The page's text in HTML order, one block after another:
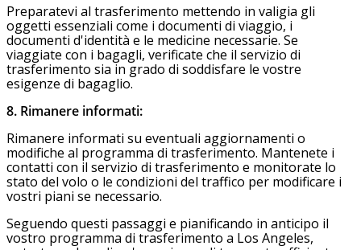
Preparatevi al trasferimento mettendo in valigia gli
oggetti essenziali come i documenti di viaggio, i
documenti d'identità e le medicine necessarie. Se
viaggiate con i bagagli, verificate che il servizio di
trasferimento sia in grado di soddisfare le vostre
esigenze di bagaglio.
8. Rimanere informati:
Rimanere informati su eventuali aggiornamenti o
modifiche al programma di trasferimento. Mantenete i
contatti con il servizio di trasferimento e monitorate lo
stato del volo o le condizioni del traffico per modificare i
vostri piani se necessario.
Seguendo questi passaggi e pianificando in anticipo il
vostro programma di trasferimento a Los Angeles,